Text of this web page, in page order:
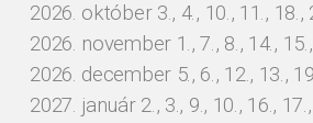
2026. október 3., 4., 10., 11., 18.,
2026. november 1., 7., 8., 14.,
2026. december 5., 6., 12., 13.,
2027. január 2., 3., 9., 10., 16.,